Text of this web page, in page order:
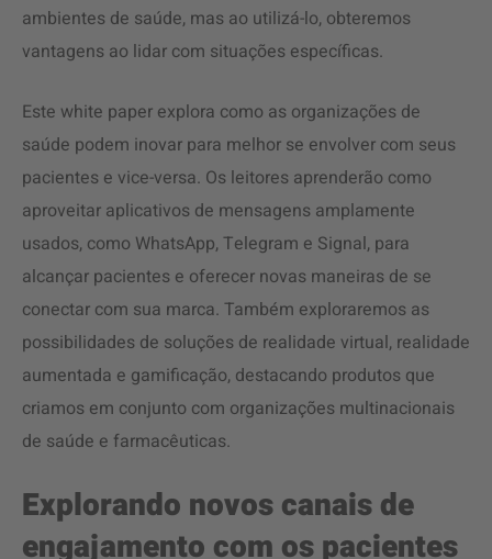
ambientes de saúde, mas ao utilizá-lo, obteremos
vantagens ao lidar com situações específicas.
Este white paper explora como as organizações de
saúde podem inovar para melhor se envolver com seus
pacientes e vice-versa. Os leitores aprenderão como
aproveitar aplicativos de mensagens amplamente
usados, como WhatsApp, Telegram e Signal, para
alcançar pacientes e oferecer novas maneiras de se
conectar com sua marca. Também exploraremos as
possibilidades de soluções de realidade virtual, realidade
aumentada e gamificação, destacando produtos que
criamos em conjunto com organizações multinacionais
de saúde e farmacêuticas.
Explorando novos canais de
engajamento com os pacientes